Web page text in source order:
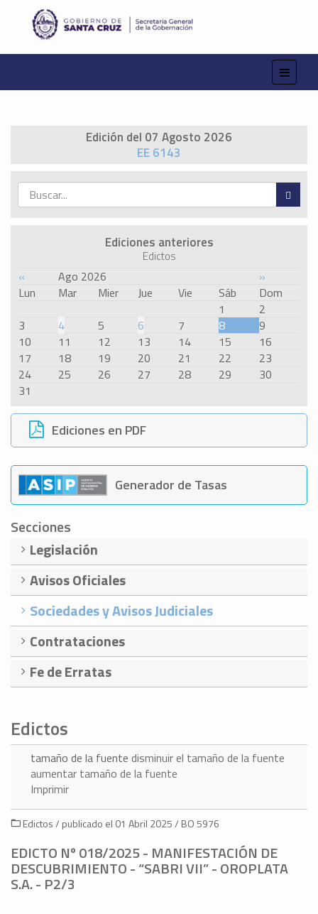
Edición del 07 Agosto 2026
EE 6143
Ediciones anteriores
Edictos
« Ago 2026
»
Lun
Mar Mier Jue Vie Sáb
Dom
1
2
3
4 5 6 7 8
9
10
11 12 13 14 15
16
17
18 19 20 21 22
23
24
25 26 27 28 29
30
31
Ediciones en PDF
Generador de Tasas
Secciones
Legislación
Avisos Oficiales
Sociedades y Avisos Judiciales
Contrataciones
Fe de Erratas
Edictos
tamaño de la fuente disminuir el tamaño de la fuente
aumentar tamaño de la fuente
Imprimir
Edictos / publicado el 01 Abril 2025 / BO 5976
EDICTO Nº 018/2025 - MANIFESTACIÓN DE
DESCUBRIMIENTO - “SABRI VII” - OROPLATA
S.A. - P2/3